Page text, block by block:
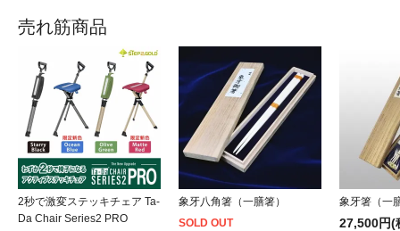
売れ筋商品
2秒で激変ステッキチェア Ta-
Da Chair Series2 PRO
象牙八角箸（一膳箸）
SOLD OUT
象牙箸（一
27,500円(